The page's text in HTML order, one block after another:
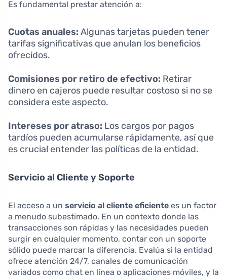
Es fundamental prestar atención a:
Cuotas anuales: Algunas tarjetas pueden tener
tarifas significativas que anulan los beneficios
ofrecidos.
Comisiones por retiro de efectivo: Retirar
dinero en cajeros puede resultar costoso si no se
considera este aspecto.
Intereses por atraso: Los cargos por pagos
tardíos pueden acumularse rápidamente, así que
es crucial entender las políticas de la entidad.
Servicio al Cliente y Soporte
El acceso a un servicio al cliente eficiente es un factor
a menudo subestimado. En un contexto donde las
transacciones son rápidas y las necesidades pueden
surgir en cualquier momento, contar con un soporte
sólido puede marcar la diferencia. Evalúa si la entidad
ofrece atención 24/7, canales de comunicación
variados como chat en línea o aplicaciones móviles, y la